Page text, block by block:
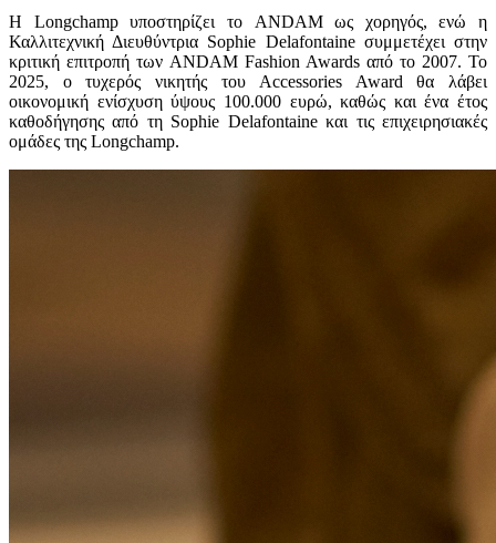
Η Longchamp υποστηρίζει το ANDAM ως χορηγός, ενώ η
Καλλιτεχνική Διευθύντρια Sophie Delafontaine συμμετέχει στην
κριτική επιτροπή των ANDAM Fashion Awards από το 2007. Το
2025, ο τυχερός νικητής του Accessories Award θα λάβει
οικονομική ενίσχυση ύψους 100.000 ευρώ, καθώς και ένα έτος
καθοδήγησης από τη Sophie Delafontaine και τις επιχειρησιακές
ομάδες της Longchamp.